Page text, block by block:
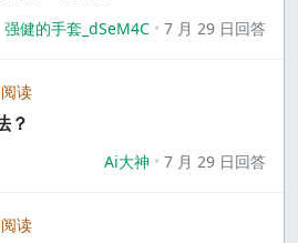
强健的手套_dSeM4C 7 月 29 日回答
阅读
？
Ai大神 7 月 29 日回答
阅读